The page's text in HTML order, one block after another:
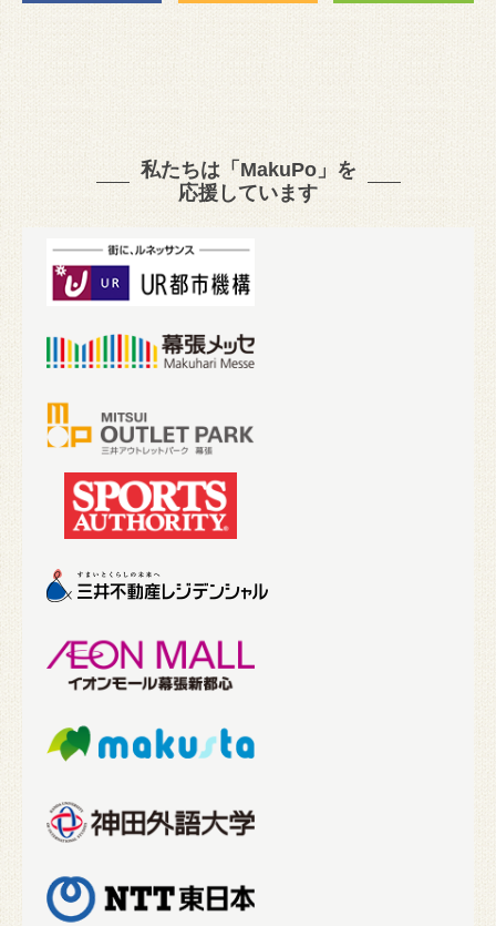
私たちは「MakuPo」を
応援しています